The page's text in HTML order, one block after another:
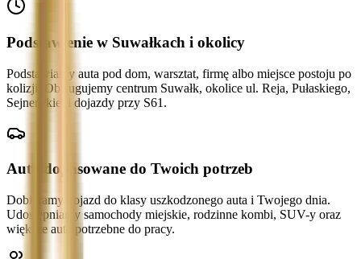
Podstawienie w Suwałkach i okolicy
Podstawiamy auta pod dom, warsztat, firmę albo miejsce postoju po
kolizji. Obsługujemy centrum Suwałk, okolice ul. Reja, Pułaskiego,
Sejneńskiej i dojazdy przy S61.
Auto dopasowane do Twoich potrzeb
Dobieramy pojazd do klasy uszkodzonego auta i Twojego dnia.
Udostępniamy samochody miejskie, rodzinne kombi, SUV-y oraz
większe auta potrzebne do pracy.